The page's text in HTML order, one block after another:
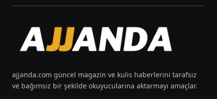
ajjanda.com güncel magazin ve kulis haberlerini tarafsız
ve bağımsız bir şekilde okuyucularına aktarmayı amaçlar.